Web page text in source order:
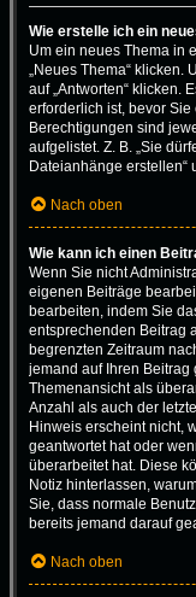
Wie erstelle ich ein
Um ein neues Thema in
„Neues Thema“ klicken.
auf „Antworten“ klicken.
erforderlich ist, bevor
Berechtigungen sind
aufgelistet. Z. B. „Sie
Dateianhänge erstellen“
Nach oben
Wie kann ich einen
Wenn Sie nicht
eigenen Beiträge
bearbeiten, indem Sie
entsprechenden Beitrag
begrenzten Zeitraum
jemand auf Ihren Beitrag
Themenansicht als
Anzahl als auch der
Hinweis erscheint nicht,
geantwortet hat oder
überarbeitet hat. Diese
Notiz hinterlassen,
Sie, dass normale
bereits jemand darauf
Nach oben